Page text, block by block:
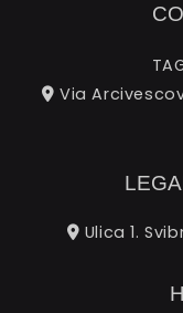
Via
Ulica 1.